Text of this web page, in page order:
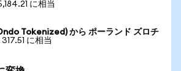
に相当
Tokenized) から ポーランド ズロチ
に相当